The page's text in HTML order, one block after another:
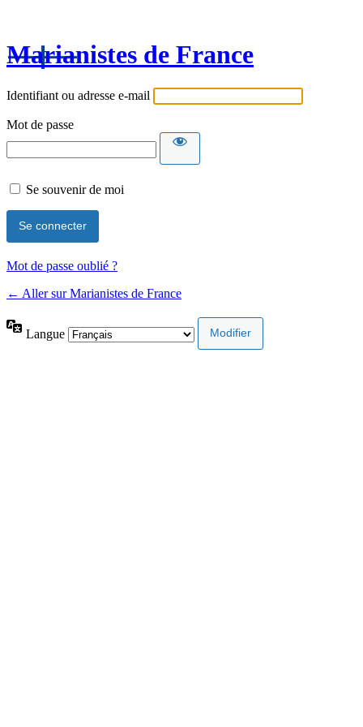
Marianistes de France
Identifiant ou adresse e-mail
Mot de passe
Se souvenir de moi
Mot de passe oublié ?
← Aller sur Marianistes de France
Langue